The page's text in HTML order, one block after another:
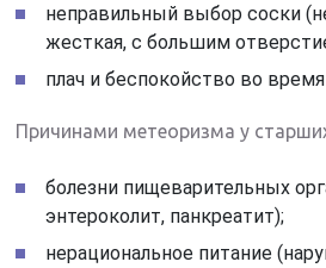
неправильный выбор соски
жесткая, с большим
плач и беспокойство во
Причинами метеоризма у
болезни пищеварительных
энтероколит, панкреатит);
нерациональное питание